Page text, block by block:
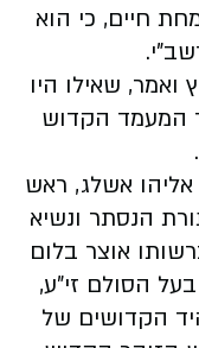
חיים, כי הוא
ואמר, שאילו היו
המעמד הקדוש
אשלג, ראש
הנסתר ונשיא
אוצר בלום
הסולם זי"ע,
הקדושים של